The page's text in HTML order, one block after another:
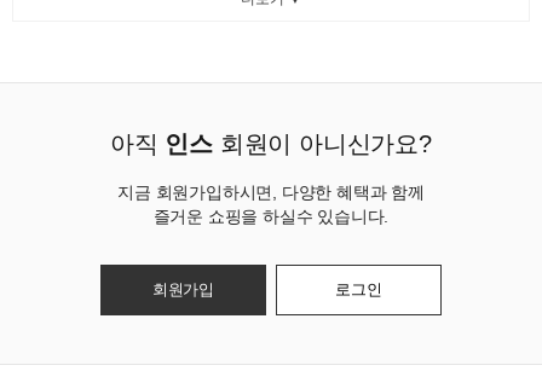
아직 인스 회원이 아니신가요?
지금 회원가입하시면, 다양한 혜택과 함께
즐거운 쇼핑을 하실수 있습니다.
회원가입 로그인